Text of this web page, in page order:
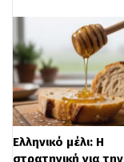
Ελληνικό μέλι: Η
στρατηγική για την